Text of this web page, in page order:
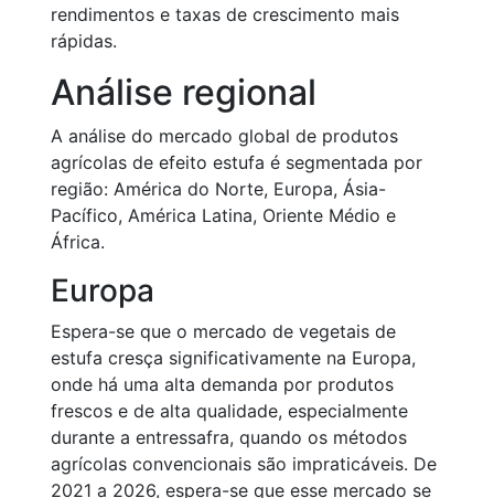
rendimentos e taxas de crescimento mais
rápidas.
Análise regional
A análise do mercado global de produtos
agrícolas de efeito estufa é segmentada por
região: América do Norte, Europa, Ásia-
Pacífico, América Latina, Oriente Médio e
África.
Europa
Espera-se que o mercado de vegetais de
estufa cresça significativamente na Europa,
onde há uma alta demanda por produtos
frescos e de alta qualidade, especialmente
durante a entressafra, quando os métodos
agrícolas convencionais são impraticáveis. De
2021 a 2026, espera-se que esse mercado se